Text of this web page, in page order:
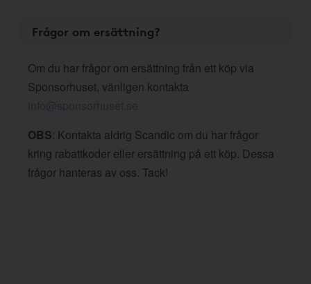
Frågor om ersättning?
Om du har frågor om ersättning från ett köp via
Sponsorhuset, vänligen kontakta
info@sponsorhuset.se
OBS: Kontakta aldrig Scandic om du har frågor
kring rabattkoder eller ersättning på ett köp. Dessa
frågor hanteras av oss. Tack!